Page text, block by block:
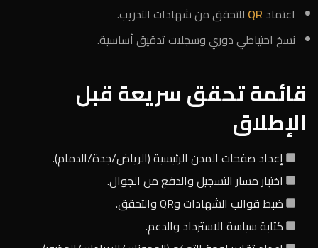
اعتماد QR للتحقق من شهادات التدريب.
نسخ احتياطي دوري وسجلات تدقيق أساسية.
قائمة تحقق سريعة قبل
الإطلاق
إعداد صفحات المدن الرئيسية (الرياض/جدة/الدمام).
اختبار مسار التسجيل والدفع من الجوال.
ضبط قوالب الشهادات وQR والتحقق.
كتابة سياسة الاسترداد والدعم.